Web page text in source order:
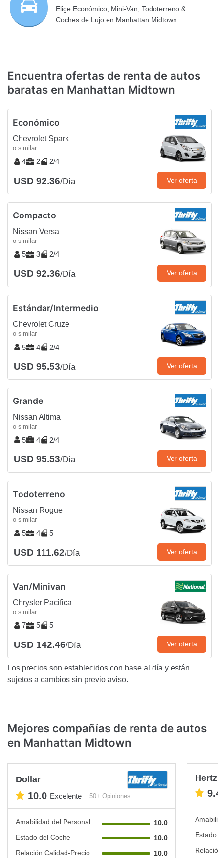
Elige Económico, Mini-Van, Todoterreno &
Coches de Lujo en Manhattan Midtown
Encuentra ofertas de renta de autos
baratas en Manhattan Midtown
Económico
Chevrolet Spark
o similar
4 2 2/4
USD 92.36/Día Ver oferta
Compacto
Nissan Versa
o similar
5 3 2/4
USD 92.36/Día Ver oferta
Estándar/Intermedio
Chevrolet Cruze
o similar
5 4 2/4
USD 95.53/Día Ver oferta
Grande
Nissan Altima
o similar
5 4 2/4
USD 95.53/Día Ver oferta
Todoterreno
Nissan Rogue
o similar
5 4 5
USD 111.62/Día Ver oferta
Van/Minivan
Chrysler Pacifica
o similar
7 5 5
USD 142.46/Día Ver oferta
Los precios son establecidos con base al día y están
sujetos a cambios sin previo aviso.
Mejores compañías de renta de autos
en Manhattan Midtown
Dollar
10.0 Excelente 50+ Opiniones
Amabilidad del Personal
10.0
Estado del Coche
10.0
Relación Calidad-Precio
10.0
Hertz
Estado